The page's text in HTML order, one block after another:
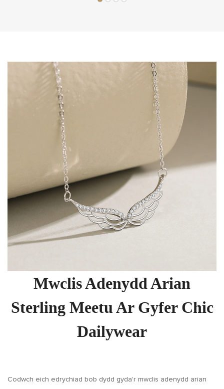
Mwclis Adenydd Arian
Sterling Meetu Ar Gyfer Chic
Dailywear
Codwch eich edrychiad bob dydd gyda'r mwclis adenydd arian